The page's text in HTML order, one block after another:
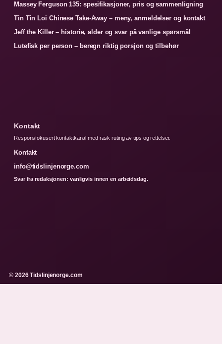
Massey Ferguson 135: spesifikasjoner, pris og sammenligning
Tin Tin Loi Chinese Take-Away – meny, anmeldelser og kontakt
Jeff the Killer – historie, alder og svar på vanlige spørsmål
Lutefisk per person – beregn riktig porsjon og tilbehør
Kontakt
Responsfokusert kontaktkanal med rask ruting av tips og rettelser.
Kontakt
info@tidslinjenorge.com
Svar fra redaksjonen: vanligvis innen en arbeidsdag.
© 2026 Tidslinjenorge.com